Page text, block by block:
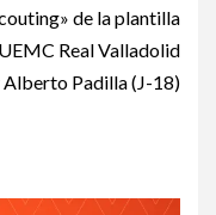
de la plantilla
Real Valladolid
Padilla (J-18)